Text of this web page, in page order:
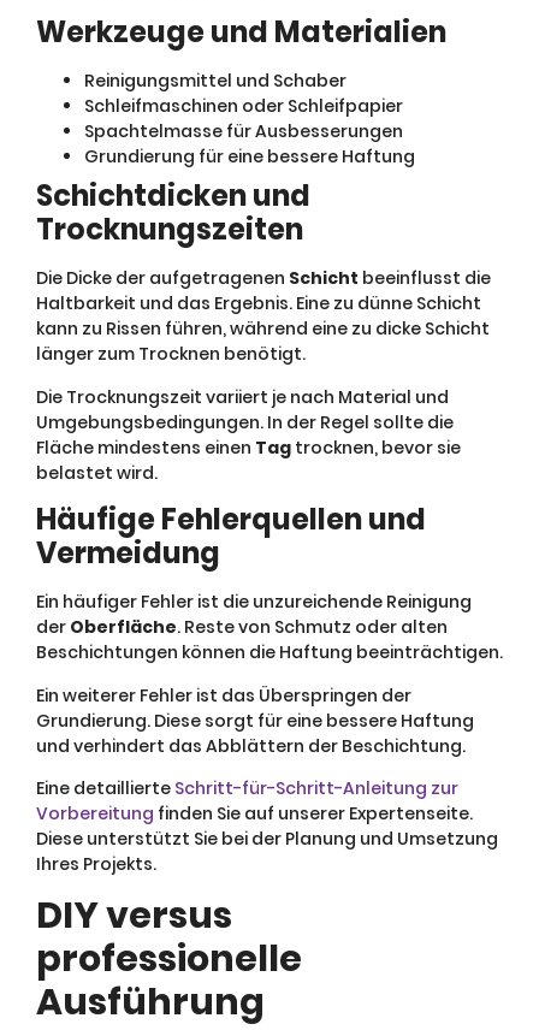
Werkzeuge und Materialien
Reinigungsmittel und Schaber
Schleifmaschinen oder Schleifpapier
Spachtelmasse für Ausbesserungen
Grundierung für eine bessere Haftung
Schichtdicken und
Trocknungszeiten
Die Dicke der aufgetragenen Schicht beeinflusst die
Haltbarkeit und das Ergebnis. Eine zu dünne Schicht
kann zu Rissen führen, während eine zu dicke Schicht
länger zum Trocknen benötigt.
Die Trocknungszeit variiert je nach Material und
Umgebungsbedingungen. In der Regel sollte die
Fläche mindestens einen Tag trocknen, bevor sie
belastet wird.
Häufige Fehlerquellen und
Vermeidung
Ein häufiger Fehler ist die unzureichende Reinigung
der Oberfläche. Reste von Schmutz oder alten
Beschichtungen können die Haftung beeinträchtigen.
Ein weiterer Fehler ist das Überspringen der
Grundierung. Diese sorgt für eine bessere Haftung
und verhindert das Abblättern der Beschichtung.
Eine detaillierte Schritt-für-Schritt-Anleitung zur
Vorbereitung finden Sie auf unserer Expertenseite.
Diese unterstützt Sie bei der Planung und Umsetzung
Ihres Projekts.
DIY versus
professionelle
Ausführung